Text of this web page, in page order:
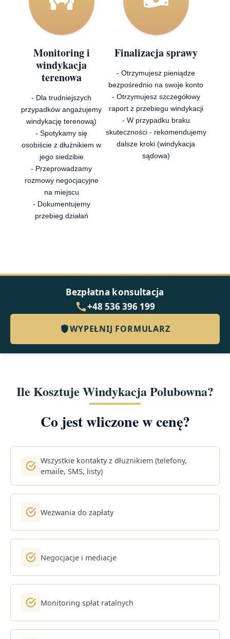
Monitoring i
windykacja
terenowa
- Dla trudniejszych
przypadków angażujemy
windykację terenową)
- Spotykamy się
osobiście z dłużnikiem w
jego siedzibie
- Przeprowadzamy
rozmowy negocjacyjne
na miejscu
- Dokumentujemy
przebieg działań
Finalizacja sprawy
- Otrzymujesz pieniądze
bezpośrednio na swoje konto
- Otrzymujesz szczegółowy
raport z przebiegu windykacji
- W przypadku braku
skuteczności - rekomendujemy
dalsze kroki (windykacja
sądowa)
Bezpłatna konsultacja
+48 536 396 199
WYPEŁNIJ FORMULARZ
Ile Kosztuje Windykacja Polubowna?
Co jest wliczone w cenę?
Wszystkie kontakty z dłużnikiem (telefony,
emaile, SMS, listy)
Wezwania do zapłaty
Negocjacje i mediacje
Monitoring spłat ratalnych